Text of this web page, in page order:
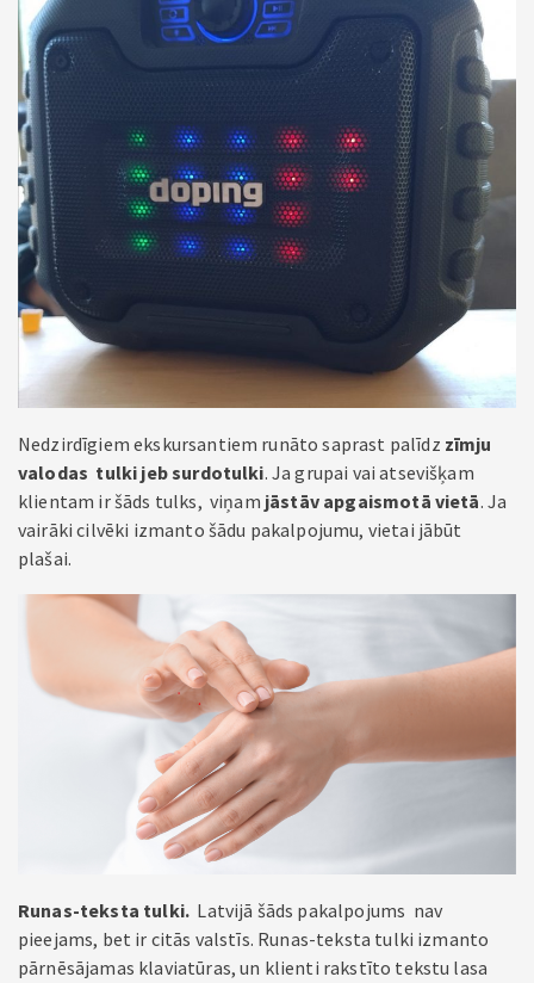
Nedzirdīgiem ekskursantiem runāto saprast palīdz zīmju
valodas tulki jeb surdotulki. Ja grupai vai atsevišķam
klientam ir šāds tulks, viņam jāstāv apgaismotā vietā. Ja
vairāki cilvēki izmanto šādu pakalpojumu, vietai jābūt
plašai.
Runas-teksta tulki. Latvijā šāds pakalpojums nav
pieejams, bet ir citās valstīs. Runas-teksta tulki izmanto
pārnēsājamas klaviatūras, un klienti rakstīto tekstu lasa